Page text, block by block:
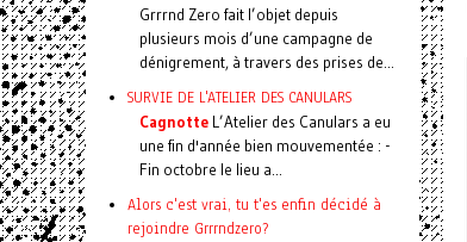
Grrrnd Zero fait l’objet depuis
plusieurs mois d’une campagne de
dénigrement, à travers des prises de...
SURVIE DE L'ATELIER DES CANULARS
Cagnotte L’Atelier des Canulars a eu
une fin d'année bien mouvementée : -
Fin octobre le lieu a...
Alors c'est vrai, tu t'es enfin décidé à
rejoindre Grrrndzero?